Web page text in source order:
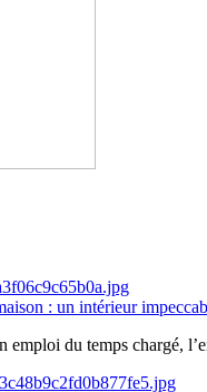
: un intérieur
du temps chargé,